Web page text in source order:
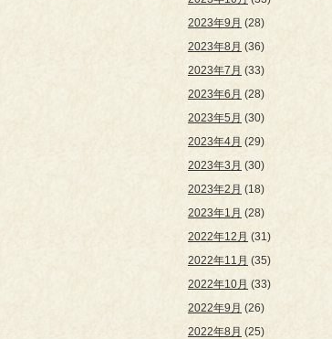
2023年9月 (28)
2023年8月 (36)
2023年7月 (33)
2023年6月 (28)
2023年5月 (30)
2023年4月 (29)
2023年3月 (30)
2023年2月 (18)
2023年1月 (28)
2022年12月 (31)
2022年11月 (35)
2022年10月 (33)
2022年9月 (26)
2022年8月 (25)